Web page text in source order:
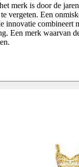
merk is door de
vergeten. Een
innovatie combineert
Een merk waarvan